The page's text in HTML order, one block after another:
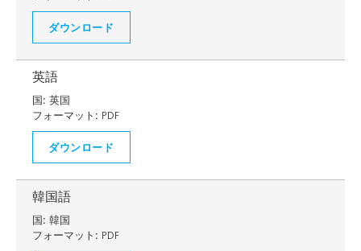
ダウンロード
英語
国: 英国
フォーマット: PDF
ダウンロード
韓国語
国: 韓国
フォーマット: PDF